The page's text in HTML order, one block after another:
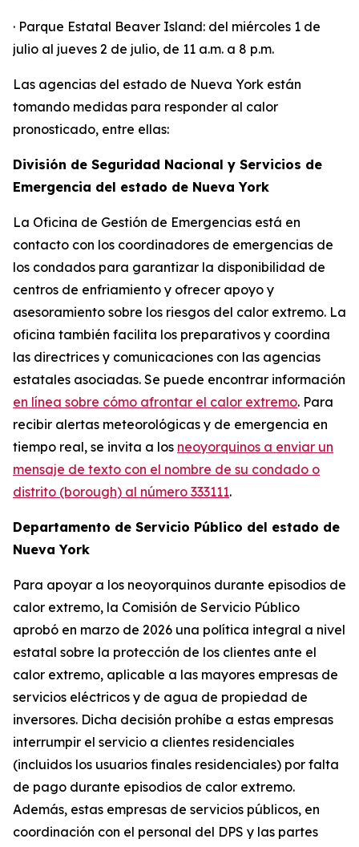
· Parque Estatal Beaver Island: del miércoles 1 de
julio al jueves 2 de julio, de 11 a.m. a 8 p.m.
Las agencias del estado de Nueva York están
tomando medidas para responder al calor
pronosticado, entre ellas:
División de Seguridad Nacional y Servicios de
Emergencia del estado de Nueva York
La Oficina de Gestión de Emergencias está en
contacto con los coordinadores de emergencias de
los condados para garantizar la disponibilidad de
centros de enfriamiento y ofrecer apoyo y
asesoramiento sobre los riesgos del calor extremo. La
oficina también facilita los preparativos y coordina
las directrices y comunicaciones con las agencias
estatales asociadas. Se puede encontrar información
en línea sobre cómo afrontar el calor extremo. Para
recibir alertas meteorológicas y de emergencia en
tiempo real, se invita a los neoyorquinos a enviar un
mensaje de texto con el nombre de su condado o
distrito (borough) al número 333111.
Departamento de Servicio Público del estado de
Nueva York
Para apoyar a los neoyorquinos durante episodios de
calor extremo, la Comisión de Servicio Público
aprobó en marzo de 2026 una política integral a nivel
estatal sobre la protección de los clientes ante el
calor extremo, aplicable a las mayores empresas de
servicios eléctricos y de agua de propiedad de
inversores. Dicha decisión prohíbe a estas empresas
interrumpir el servicio a clientes residenciales
(incluidos los usuarios finales residenciales) por falta
de pago durante episodios de calor extremo.
Además, estas empresas de servicios públicos, en
coordinación con el personal del DPS y las partes